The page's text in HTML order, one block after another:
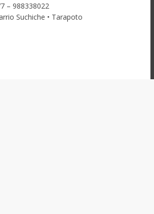
– 988338022
Suchiche • Tarapoto